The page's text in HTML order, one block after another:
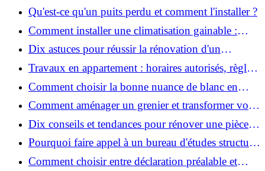
Qu'est-ce qu'un puits perdu et comment l'installer ?
Comment installer une climatisation gainable :
coût, étapes et conseils ?
Dix astuces pour réussir la rénovation d'un
appartement
Travaux en appartement : horaires autorisés, règles
et bonnes pratiques
Comment choisir la bonne nuance de blanc en
décoration et éviter les pièges ?
Comment aménager un grenier et transformer vos
combles en espace habitable ?
Dix conseils et tendances pour rénover une pièce
de la maison
Pourquoi faire appel à un bureau d'études structure
pour garantir la sécurité de vos rénovations ?
Comment choisir entre déclaration préalable et